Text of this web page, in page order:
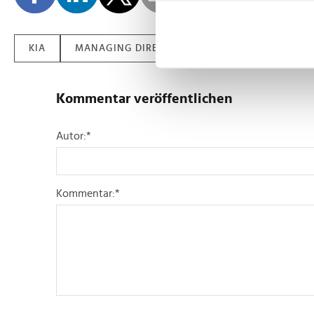
Erfahren Sie mehr darüber,
Wir verwenden Cookies, um
KIA MANAGING DIRECTOR
Kommentar veröffentlichen
Autor:*
Kommentar:*